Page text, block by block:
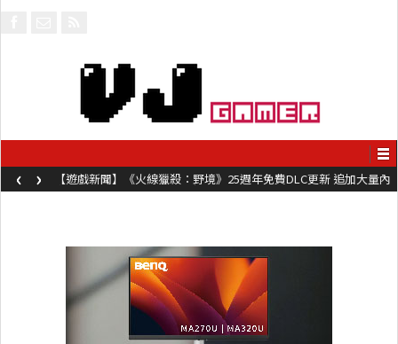
【遊戲新聞】《火線獵殺：野境》25週年免費DLC更新 追加大量內
容同時系舊作限時超平價折扣
‹ ›